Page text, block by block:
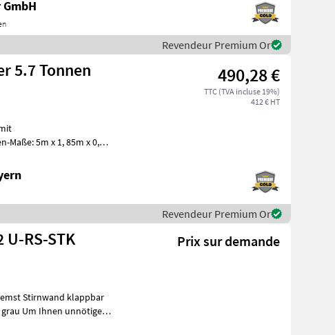
Revendeur Premium Or
5.7 Tonnen 490,28 €
TTC (TVA incluse 19%)
412 € HT
Maße: 5m x 1, 85m x 0,
Revendeur Premium Or
U-RS-STK Prix sur demande
Stirnwand klappbar